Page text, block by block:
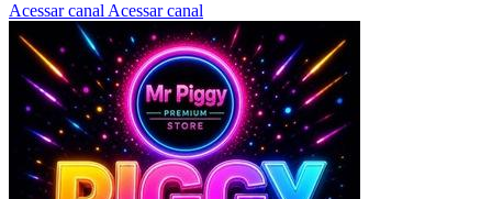
Acessar canal Acessar canal